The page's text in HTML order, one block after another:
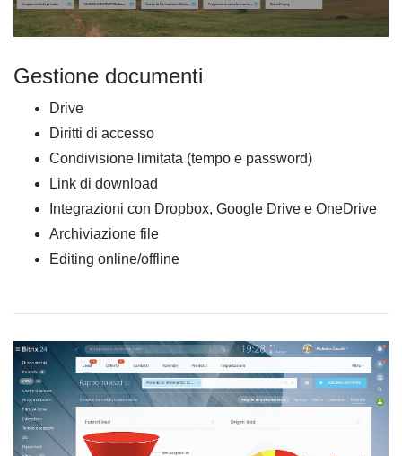
Gestione documenti
Drive
Diritti di accesso
Condivisione limitata (tempo e password)
Link di download
Integrazioni con Dropbox, Google Drive e OneDrive
Archiviazione file
Editing online/offline